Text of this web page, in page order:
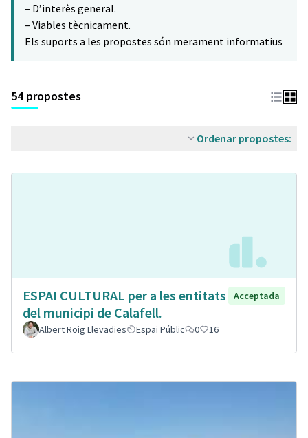
– D’interès general.
– Viables tècnicament.
Els suports a les propostes són merament informatius
54 propostes
Ordenar propostes:
ESPAI CULTURAL per a les entitats
del municipi de Calafell.
Acceptada
Albert Roig Llevadies Espai Públic 0 16